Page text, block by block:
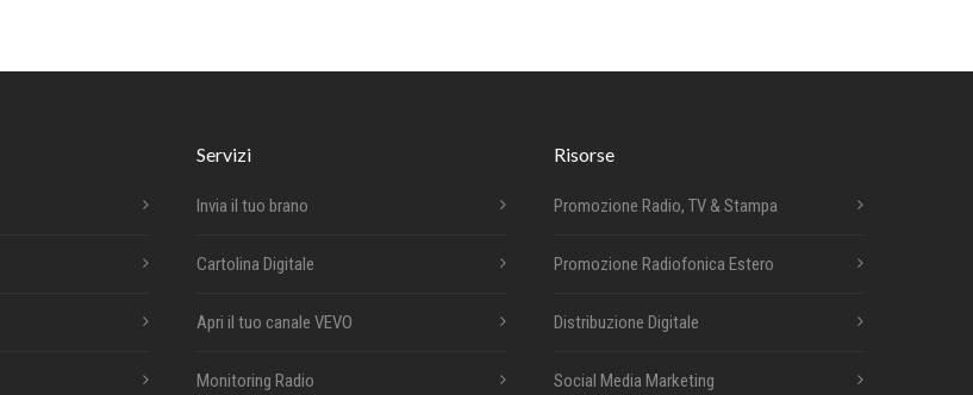
Servizi
Invia il tuo brano
Cartolina Digitale
Apri il tuo canale VEVO
Monitoring Radio
Risorse
Promozione Radio, TV & Stampa
Promozione Radiofonica Estero
Distribuzione Digitale
Social Media Marketing